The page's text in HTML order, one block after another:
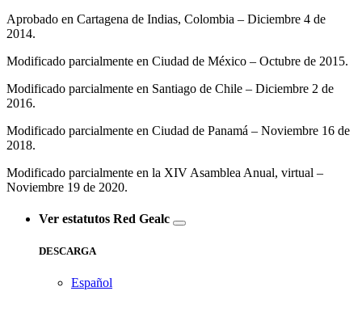
Aprobado en Cartagena de Indias, Colombia – Diciembre 4 de
2014.
Modificado parcialmente en Ciudad de México – Octubre de 2015.
Modificado parcialmente en Santiago de Chile – Diciembre 2 de
2016.
Modificado parcialmente en Ciudad de Panamá – Noviembre 16 de
2018.
Modificado parcialmente en la XIV Asamblea Anual, virtual –
Noviembre 19 de 2020.
Ver estatutos Red Gealc
DESCARGA
Español